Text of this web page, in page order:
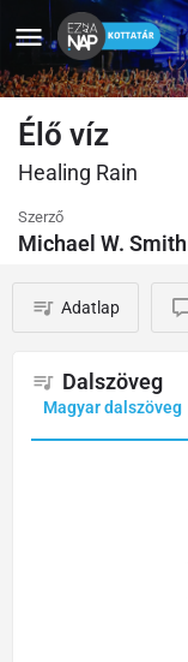
Élő víz
Healing Rain
Szerző
Michael W. Smith
Adatlap
Dalszöveg
Magyar dalszöveg